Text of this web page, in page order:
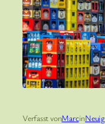
Verfasst vonMarcin